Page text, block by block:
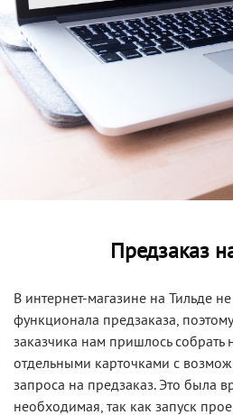
Предзаказ
В интернет-магазине на Тильде не
функционала предзаказа,
заказчика нам пришлось собрать
отдельными карточками с
запроса на предзаказ. Это была
необходимая, так как запуск